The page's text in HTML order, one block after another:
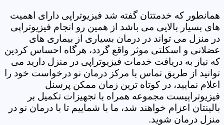
همانطور که خدمتتان گفته شد فیزیوتراپی دارای اهمیت
های بسیار بالایی می باشد از همین رو انجام فیزیوتراپی
در منزل می تواند در درمان بسیاری از بیماری های
عضلانی و اسکلتی موثر واقع گردد، هرگاه احساس کردین
که نیاز به دریافت خدمات فیزیوتراپی در منزل دارید می
توانید از طریق تماس با مرکز درمان نو درخواست خود را
اعلام نمایید، در کوتاه ترین زمان ممکن پرسنل
فیزیوتراپیست مجموعه همراه با تجهیزات تکمیل بر
بالینتان اعزام خواهند شد، ما با شماییم تا با درمان نو در
منزل درمان شوید.